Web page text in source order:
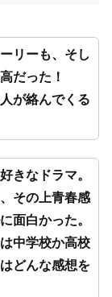
リーも、そし
だった！
が絡んでくる
きなドラマ。
その上青春感
面白かった。
中学校か高校
どんな感想を